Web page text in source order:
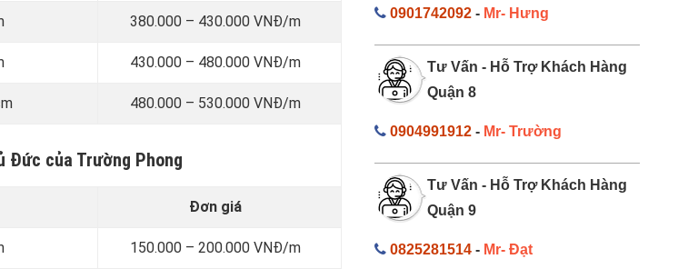
380.000 – 430.000 VNĐ/m
430.000 – 480.000 VNĐ/m
480.000 – 530.000 VNĐ/m
Đức của Trường Phong
Đơn giá
150.000 – 200.000 VNĐ/m
0901742092- Mr- Hưng
Tư Vấn - Hỗ Trợ Khách Hàng
Quận 8
0904991912- Mr- Trường
Tư Vấn - Hỗ Trợ Khách Hàng
Quận 9
0825281514- Mr- Đạt